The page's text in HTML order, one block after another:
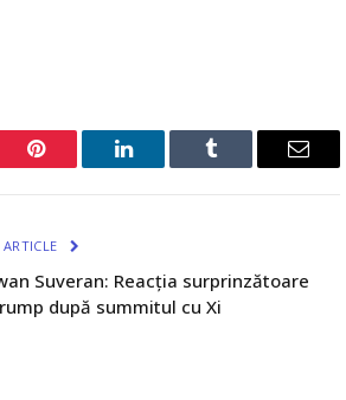
Pinterest LinkedIn Tumblr Email
ARTICLE
Suveran: Reacția surprinzătoare
după summitul cu Xi